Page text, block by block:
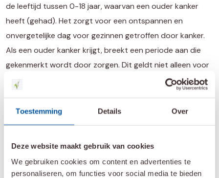
Toestemming Details Over
Deze website maakt gebruik van cookies
We gebruiken cookies om content en advertenties te
personaliseren, om functies voor social media te bieden
de leeftijd tussen 0-18 jaar, waarvan een ouder kanker
heeft (gehad). Het zorgt voor een ontspannen en
onvergetelijke dag voor gezinnen getroffen door kanker.
Als een ouder kanker krijgt, breekt een periode aan die
gekenmerkt wordt door zorgen. Dit geldt niet alleen voor
de zieke ouder en de partner, maar zeker ook voor de
geconfronteerd met veranderingen in de dagelijkse
routine zoals herhaaldelijke ziekenhuisbezoeken en extra
een ouder die kanker heeft, kan leiden tot psychische en
sociale problemen.